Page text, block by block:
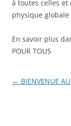
à toutes celles
physique
En savoir plus
POUR TOUS
Post navigation
← BIENVENUE